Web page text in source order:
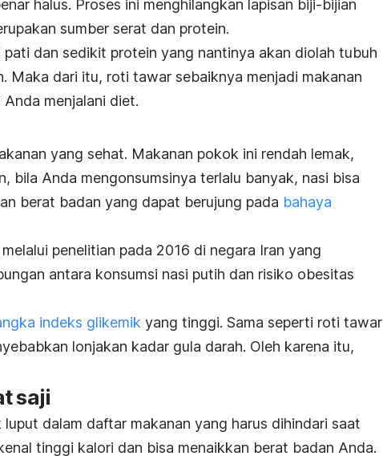
halus. Proses ini menghilangkan lapisan biji-bijian
sumber serat dan protein.
dan sedikit protein yang nantinya akan diolah tubuh
Maka dari itu, roti tawar sebaiknya menjadi makanan
menjalani diet.
yang sehat. Makanan pokok ini rendah lemak,
bila Anda mengonsumsinya terlalu banyak, nasi bisa
berat badan yang dapat berujung pada bahaya
penelitian pada 2016 di negara Iran yang
antara konsumsi nasi putih dan risiko obesitas
indeks glikemik yang tinggi. Sama seperti roti tawar
lonjakan kadar gula darah. Oleh karena itu,
saji
luput dalam daftar makanan yang harus dihindari saat
tinggi kalori dan bisa menaikkan berat badan Anda.